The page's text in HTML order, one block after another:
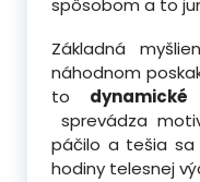
spôsobom a to
Základná
náhodnom
to
sprevádza
páčilo a tešia
hodiny telesnej